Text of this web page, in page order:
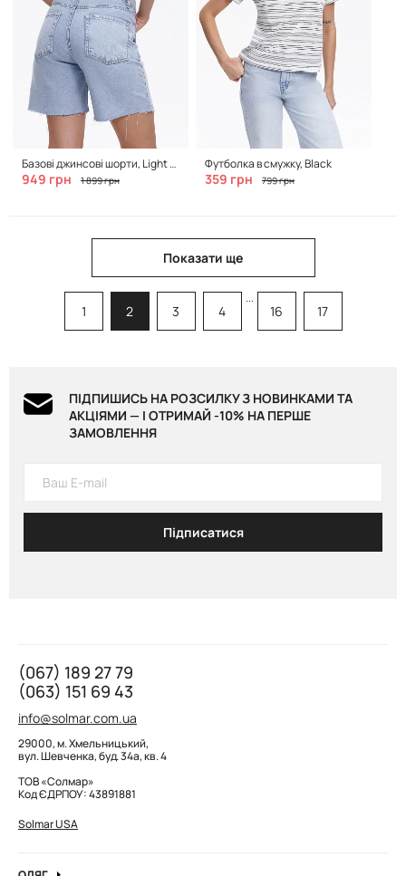
Базові джинсові шорти, Light Blue
949 грн 1 899 грн
Футболка в смужку, Black
359 грн 799 грн
Показати ще
1 2 3 4
...
16 17
ПІДПИШИСЬ НА РОЗСИЛКУ З НОВИНКАМИ ТА
АКЦІЯМИ — І ОТРИМАЙ -10% НА ПЕРШЕ
ЗАМОВЛЕННЯ
Підписатися
(067) 189 27 79
(063) 151 69 43
info@solmar.com.ua
29000, м. Хмельницький,
вул. Шевченка, буд. 34а, кв. 4
ТОВ «Солмар»
Код ЄДРПОУ: 43891881
Solmar USA